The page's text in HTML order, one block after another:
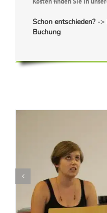
Schon entschieden?->
Buchung